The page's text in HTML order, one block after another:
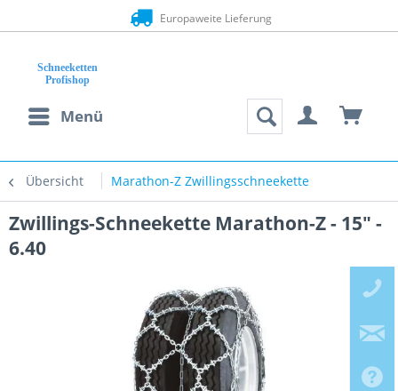
Europaweite Lieferung
Menü
Übersicht Marathon-Z Zwillingsschneekette
Zwillings-Schneekette Marathon-Z - 15" -
6.40